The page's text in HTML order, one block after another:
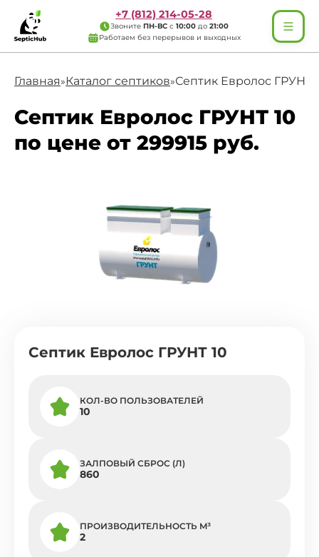
+7 (812) 214-05-28
Звоните ПН-ВС с 10:00 до 21:00
Работаем без перерывов и выходных
Главная»Каталог септиков»Септик Евролос ГРУНТ
Септик Евролос ГРУНТ 10
по цене от 299915 руб.
Септик Евролос ГРУНТ 10
КОЛ-ВО ПОЛЬЗОВАТЕЛЕЙ
10
ЗАЛПОВЫЙ СБРОС (Л)
860
ПРОИЗВОДИТЕЛЬНОСТЬ M³
2